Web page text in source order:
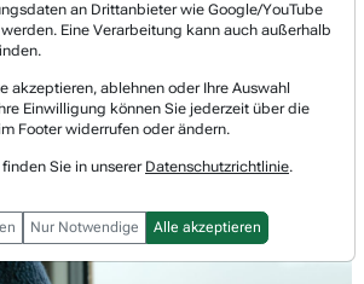
Saisonalitäten
Funktionalität trifft auf Ab...
Company Watchlist
Sportswear:
trifft auf Abenteuerlust
an Drittanbieter wie Google/YouTube
Eine Verarbeitung kann auch außerhalb
akzeptieren, ablehnen oder Ihre Auswahl
Einwilligung können Sie jederzeit über die
im Footer widerrufen oder ändern.
Sie in unserer Datenschutzrichtlinie.
Nur Notwendige Alle akzeptieren